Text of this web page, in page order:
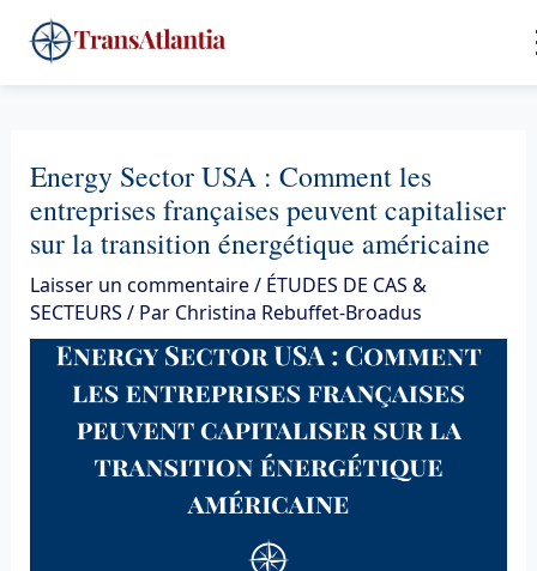
au
contenu
Energy Sector USA : Comment les
entreprises françaises peuvent capitaliser
sur la transition énergétique américaine
Laisser un commentaire/ ÉTUDES DE CAS &
SECTEURS / Par Christina Rebuffet-Broadus